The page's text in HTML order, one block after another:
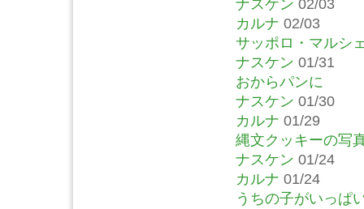
ナスケン 02/03
カルナ 02/03
サッポロ・マルシ
ナスケン 01/31
おからパンに
ナスケン 01/30
カルナ 01/29
縄文クッキーの写
ナスケン 01/24
カルナ 01/24
うちの子がいっぱ